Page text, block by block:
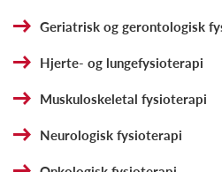
Geriatrisk og gerontologisk
Hjerte- og lungefysioterapi
Muskuloskeletal fysioterapi
Neurologisk fysioterapi